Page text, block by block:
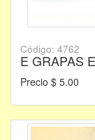
Código: 4762
E GRAPAS
Precio $ 5.00